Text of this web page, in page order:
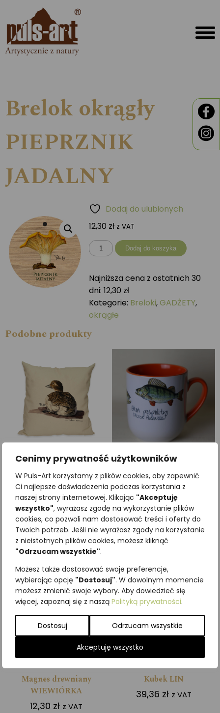
Cenimy prywatność użytkowników
W Puls-Art korzystamy z plików cookies, aby zapewnić
Ci najlepsze doświadczenia podczas korzystania z
naszej strony internetowej. Klikając "Akceptuję
wszystko", wyrażasz zgodę na wykorzystanie plików
cookies, co pozwoli nam dostosować treści i oferty do
Twoich potrzeb. Jeśli nie wyrażasz zgody na korzystanie
z nieistotnych plików cookies, możesz kliknąć
"Odrzucam wszystkie".
Możesz także dostosować swoje preferencje,
wybierając opcję "Dostosuj". W dowolnym momencie
możesz zmienić swoje wybory. Aby dowiedzieć się
więcej, zapoznaj się z naszą Polityką prywatności.
Dostosuj Odrzucam wszystkie
Akceptuję wszystko
Brelok okrągły
PIEPRZNIK
JADALNY
12,30 zł z VAT
ilość
Brelok
PIEPRZNIK
JADALNY
Dodaj do koszyka
Dodaj do ulubionych
Najniższa cena z ostatnich 30
dni:12,30 zł
Kategorie: Breloki,GADŻETY,
okrągłe
Podobne produkty
Poszewka KACZKA
LODÓWKA
43,05zł z VAT
Dodaj do koszyka
Kubek OKOŃ POSPOLITY
39,36zł z VAT
Dodaj do koszyka
Magnes drewniany
WIEWIÓRKA
12,30 zł z VAT
Kubek LIN
39,36 zł z VAT